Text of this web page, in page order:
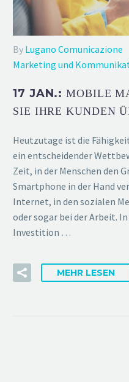
By Lugano Comunicazione
Marketing und
17 JAN.:MOBILE
SIE IHRE KUNDEN
Heutzutage ist die
ein entscheidender
Zeit, in der Menschen den
Smartphone in der Hand
Internet, in den sozialen
oder sogar bei der Arbeit.
Investition …
MEHR LESEN